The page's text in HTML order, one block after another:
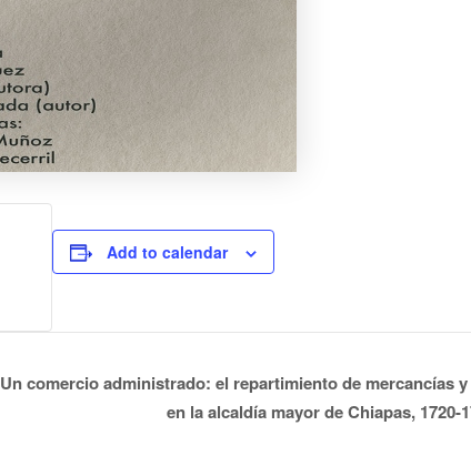
Add to calendar
Un comercio administrado: el repartimiento de mercancías
en la alcaldía mayor de Chiapas, 1720-